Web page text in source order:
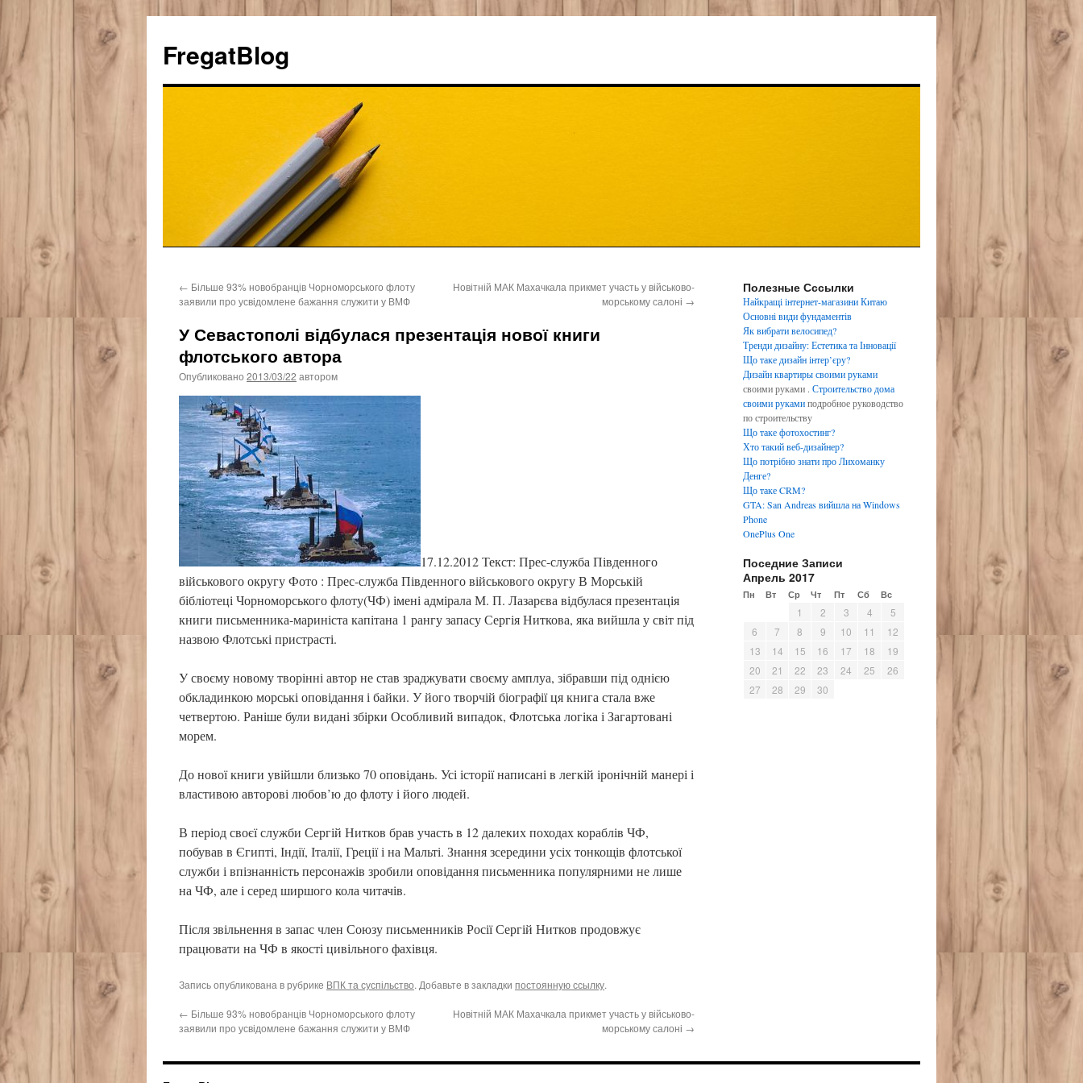
FregatBlog
← Більше 93% новобранців Чорноморського флоту
заявили про усвідомлене бажання служити у ВМФ
Новітній МАК Махачкала прикмет участь у військово-
морському салоні →
У Севастополі відбулася презентація нової книги
флотського автора
Опубликовано 2013/03/22 автором
17.12.2012 Текст: Прес-служба Південного
військового округу Фото : Прес-служба Південного військового округу В Морській
бібліотеці Чорноморського флоту(ЧФ) імені адмірала М. П. Лазарєва відбулася презентація
книги письменника-мариніста капітана 1 рангу запасу Сергія Ниткова, яка вийшла у світ під
назвою Флотські пристрасті.
У своєму новому творінні автор не став зраджувати своєму амплуа, зібравши під однією
обкладинкою морські оповідання і байки. У його творчій біографії ця книга стала вже
четвертою. Раніше були видані збірки Особливий випадок, Флотська логіка і Загартовані
морем.
До нової книги увійшли близько 70 оповідань. Усі історії написані в легкій іронічній манері і
властивою авторові любов’ю до флоту і його людей.
В період своєї служби Сергій Нитков брав участь в 12 далеких походах кораблів ЧФ,
побував в Єгипті, Індії, Італії, Греції і на Мальті. Знання зсередини усіх тонкощів флотської
служби і впізнанність персонажів зробили оповідання письменника популярними не лише
на ЧФ, але і серед ширшого кола читачів.
Після звільнення в запас член Союзу письменників Росії Сергій Нитков продовжує
працювати на ЧФ в якості цивільного фахівця.
Запись опубликована в рубрике ВПК та суспільство. Добавьте в закладки постоянную ссылку.
← Більше 93% новобранців Чорноморського флоту
заявили про усвідомлене бажання служити у ВМФ
Новітній МАК Махачкала прикмет участь у військово-
морському салоні →
Полезные Сссылки
Найкращі інтернет-магазини Китаю
Основні види фундаментів
Як вибрати велосипед?
Тренди дизайну: Естетика та Інновації
Що таке дизайн інтер’єру?
Дизайн квартиры своими руками
своими руками . Строительство дома
своими рукамиподробное руководство
по строительству
Що таке фотохостинг?
Хто такий веб-дизайнер?
Що потрібно знати про Лихоманку
Денге?
Що таке CRM?
GTA: San Andreas вийшла на Windows
Phone
OnePlus One
Поседние Записи
Апрель 2017
Пн Вт Ср Чт Пт Сб Вс
1 2 3 4
5
6
7 8 9 10 11
12
13
14 15 16 17 18
19
20
21 22 23 24 25
26
27
28 29 30